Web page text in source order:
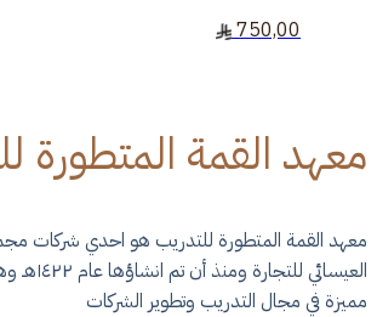
750,00
معهد القمة المتطورة
معهد القمة المتطورة للتدريب هو احدي شركات
العيسائي
مميزة في مجال التدريب وتطوير الشركات